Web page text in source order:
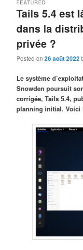
Tails 5.4 est
dans la
privée ?
FEATURED
Posted on26 août 2022
Le système
Snowden poursuit
corrigée, Tails 5.4,
planning initial. Voici